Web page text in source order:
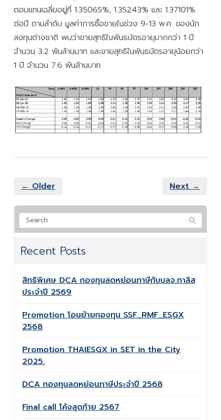
ตอบแทนเฉลี่ยอยู่ที่ 1.35065%, 1.35243% และ 1.37101%
ต่อปี ตามลำดับ มูลค่าการซื้อขายในช่วง 9-13 พ.ค. ของนัก
ลงทุนต่างชาติ พบว่าขายสุทธิในพันธบัตรอายุมากกว่า 1 ปี
จำนวน 3.2 พันล้านบาท และขายสุทธิในพันธบัตรอายุน้อยกว่า
1 ปี จำนวน 7.6 พันล้านบาท
← Older Next →
Recent Posts
สิทธิพิเศษ DCA กองทุนลดหย่อนภาษีกับบลจ.ทาลิส
ประจำปี 2569
Promotion โอนย้ายกองทุน SSF_RMF_ESGX
2568
Promotion THAIESGX in SET in the City
2025.
DCA กองทุนลดหย่อนภาษีประจำปี 2568
Final call โค้งสุดท้าย 2567